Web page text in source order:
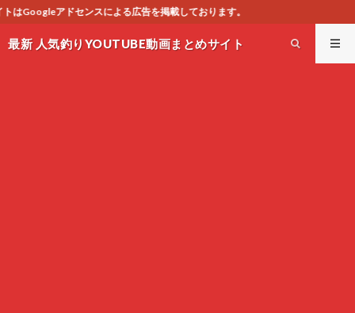
を掲載しております。
最新 人気釣りYOUTUBE動画まとめサイト